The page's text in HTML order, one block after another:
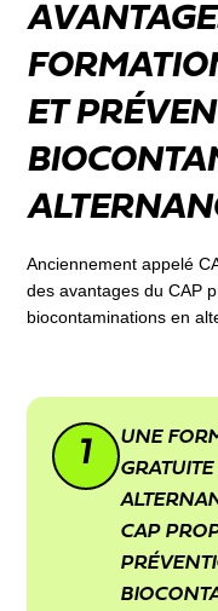
ET
Anciennement appelé
des avantages du CAP
biocontaminations en
1
UNE
CAP